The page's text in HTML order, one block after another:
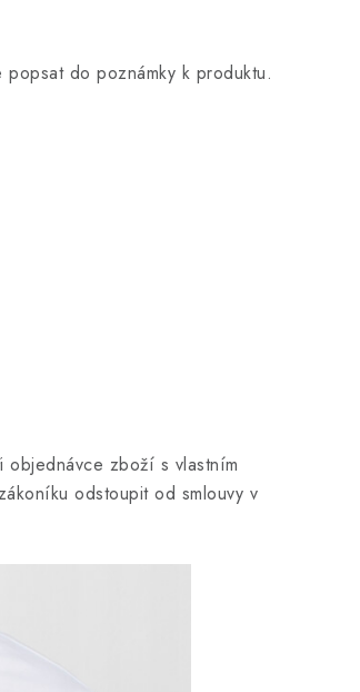
do poznámky k produktu.
zboží s vlastním
odstoupit od smlouvy v